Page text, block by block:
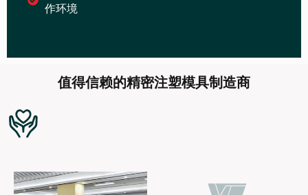
作环境
值得信赖的精密注塑模具制造商